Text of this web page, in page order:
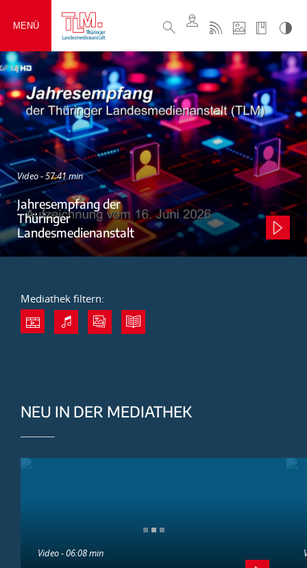
MENÜ
Video - 57:41 min
Jahresempfang der
Thüringer
Landesmedienanstalt
Mediathek filtern:
NEU IN DER MEDIATHEK
Video - 06:08 min